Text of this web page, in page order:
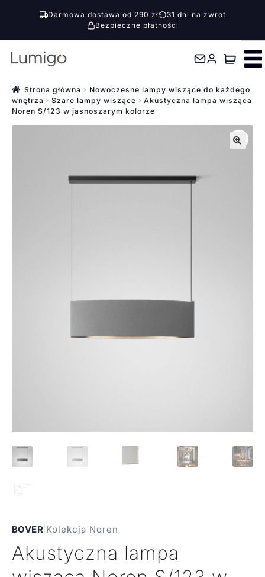
Darmowa dostawa od 290 zł
31 dni na zwrot
Bezpieczne płatności
Przejdź
nawigacji
Przejdź
treści Strona główna
Nowoczesne lampy wiszące do każdego
wnętrza
Szare lampy wiszące
Akustyczna lampa wisząca
Noren S/123 w jasnoszarym kolorze
BOVER Kolekcja Noren
Akustyczna lampa